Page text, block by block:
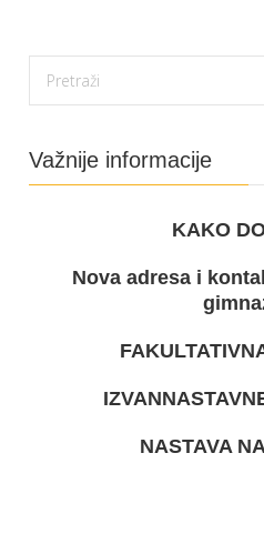
Važnije informacije
KAKO
Nova adresa i
NASTAVA